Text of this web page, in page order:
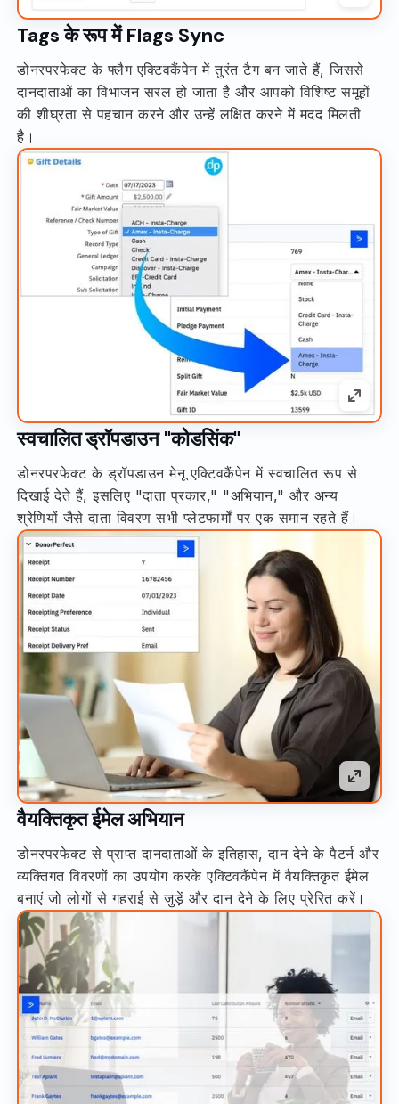
Tags के रूप में Flags Sync
डोनरपरफेक्ट के फ्लैग एक्टिवकैंपेन में तुरंत टैग बन जाते हैं, जिससे
दानदाताओं का विभाजन सरल हो जाता है और आपको विशिष्ट समूहों
की शीघ्रता से पहचान करने और उन्हें लक्षित करने में मदद मिलती
है।
स्वचालित ड्रॉपडाउन "कोडसिंक"
डोनरपरफेक्ट के ड्रॉपडाउन मेनू एक्टिवकैंपेन में स्वचालित रूप से
दिखाई देते हैं, इसलिए "दाता प्रकार," "अभियान," और अन्य
श्रेणियों जैसे दाता विवरण सभी प्लेटफार्मों पर एक समान रहते हैं।
वैयक्तिकृत ईमेल अभियान
डोनरपरफेक्ट से प्राप्त दानदाताओं के इतिहास, दान देने के पैटर्न और
व्यक्तिगत विवरणों का उपयोग करके एक्टिवकैंपेन में वैयक्तिकृत ईमेल
बनाएं जो लोगों से गहराई से जुड़ें और दान देने के लिए प्रेरित करें।